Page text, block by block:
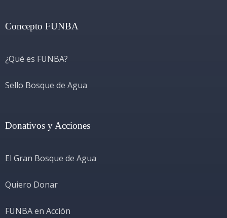
Concepto FUNBA
¿Qué es FUNBA?
Sello Bosque de Agua
Donativos y Acciones
El Gran Bosque de Agua
Quiero Donar
FUNBA en Acción